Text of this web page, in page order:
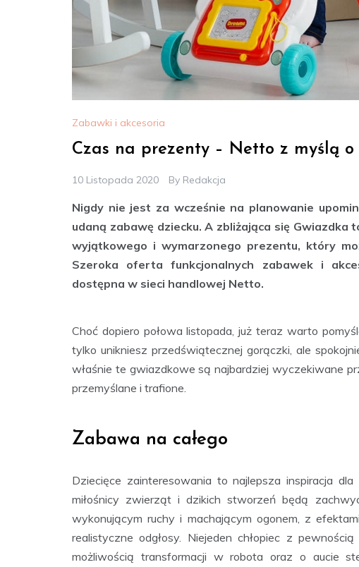
Zabawki i akcesoria
Czas na prezenty – Netto z myślą o
10 Listopada 2020 By Redakcja
Nigdy nie jest za wcześnie na planowanie
udaną zabawę dziecku. A zbliżająca się
wyjątkowego i wymarzonego prezentu, który
Szeroka oferta funkcjonalnych zabawek i
dostępna w sieci handlowej Netto.
Choć dopiero połowa listopada, już teraz warto
tylko unikniesz przedświątecznej gorączki, ale
właśnie te gwiazdkowe są najbardziej wyczekiwane
przemyślane i trafione.
Zabawa na całego
Dziecięce zainteresowania to najlepsza inspiracja
miłośnicy zwierząt i dzikich stworzeń będą
wykonującym ruchy i machającym ogonem, z
realistyczne odgłosy. Niejeden chłopiec z
możliwością transformacji w robota oraz o aucie